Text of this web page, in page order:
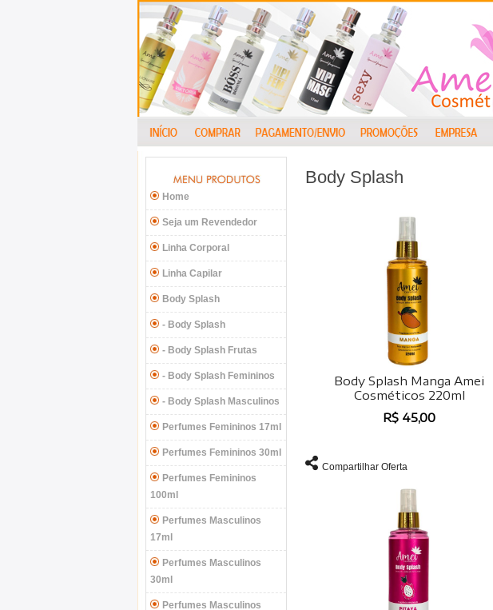
Home
Seja um Revendedor
Linha Corporal
Linha Capilar
Body Splash
- Body Splash
- Body Splash Frutas
- Body Splash Femininos
- Body Splash Masculinos
Perfumes Femininos 17ml
Perfumes Femininos 30ml
Perfumes Femininos
100ml
Perfumes Masculinos
17ml
Perfumes Masculinos
30ml
Perfumes Masculinos
Body Splash
Body Splash Manga Amei
Cosméticos 220ml
R$ 45,00
Compartilhar Oferta